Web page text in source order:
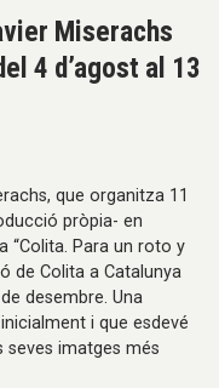
Miserachs
4 d’agost al 13
que organitza 11
pròpia- en
“Colita. Para un roto y
de Colita a Catalunya
desembre. Una
i que esdevé
seves imatges més